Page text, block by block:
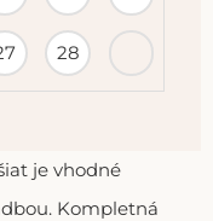
28
je vhodné
Kompletná